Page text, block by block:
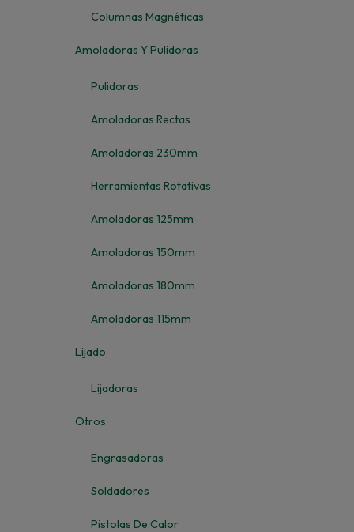
Columnas Magnéticas
Amoladoras Y Pulidoras
Pulidoras
Amoladoras Rectas
Amoladoras 230mm
Herramientas Rotativas
Amoladoras 125mm
Amoladoras 150mm
Amoladoras 180mm
Amoladoras 115mm
Lijado
Lijadoras
Otros
Engrasadoras
Soldadores
Pistolas De Calor